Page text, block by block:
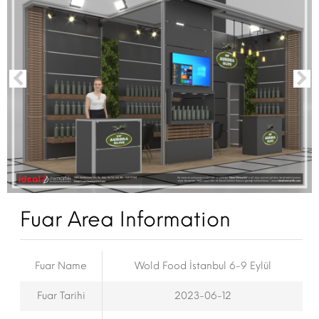
Fuar Area Information
Fuar Name Wold Food İstanbul 6-9 Eylül
Fuar Tarihi 2023-06-12